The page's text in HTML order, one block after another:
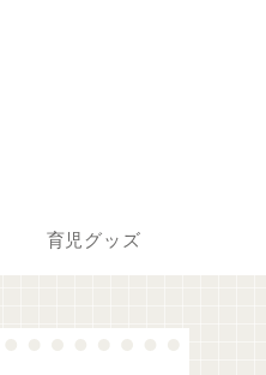
育児グッズ